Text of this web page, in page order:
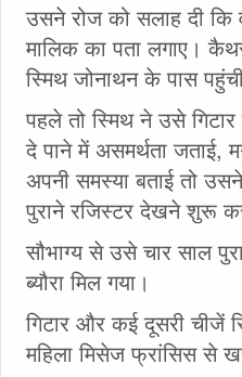
उसने रोज को सलाह दी
मालिक का पता लगाए।
स्मिथ जोनाथन के पास
पहले तो स्मिथ ने उसे
दे पाने में असमर्थता जताई,
अपनी समस्या बताई तो
पुराने रजिस्टर देखने शुरू
सौभाग्य से उसे चार साल
ब्यौरा मिल गया।
गिटार और कई दूसरी चीजें
महिला मिसेज फ्रांसिस से